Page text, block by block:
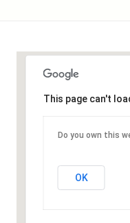
This page can't
Do you own this
OK